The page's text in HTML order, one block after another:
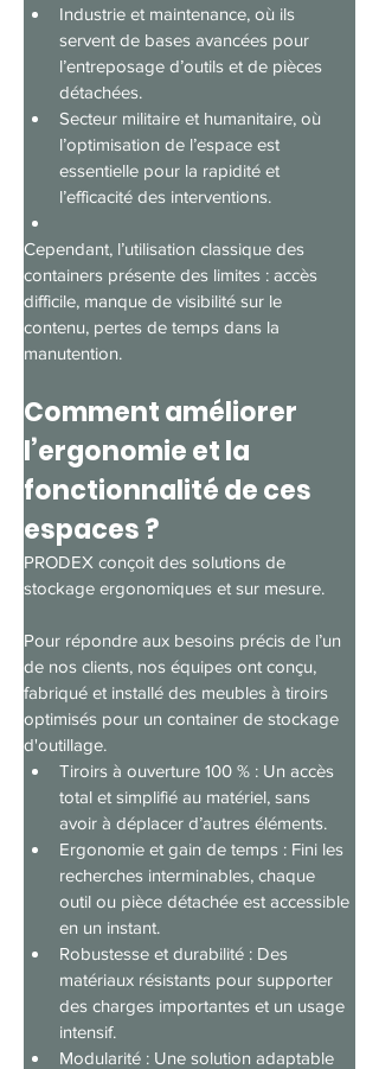
Industrie et maintenance, où ils
servent de bases avancées pour
l’entreposage d’outils et de pièces
détachées.
Secteur militaire et humanitaire, où
l’optimisation de l’espace est
essentielle pour la rapidité et
l’efficacité des interventions.
Cependant, l’utilisation classique des
containers présente des limites : accès
difficile, manque de visibilité sur le
contenu, pertes de temps dans la
manutention.
Comment améliorer
l’ergonomie et la
fonctionnalité de ces
espaces ?
PRODEX conçoit des solutions de
stockage ergonomiques et sur mesure.
Pour répondre aux besoins précis de l’un
de nos clients, nos équipes ont conçu,
fabriqué et installé des meubles à tiroirs
optimisés pour un container de stockage
d'outillage.
Tiroirs à ouverture 100 % : Un accès
total et simplifié au matériel, sans
avoir à déplacer d’autres éléments.
Ergonomie et gain de temps : Fini les
recherches interminables, chaque
outil ou pièce détachée est accessible
en un instant.
Robustesse et durabilité : Des
matériaux résistants pour supporter
des charges importantes et un usage
intensif.
Modularité : Une solution adaptable